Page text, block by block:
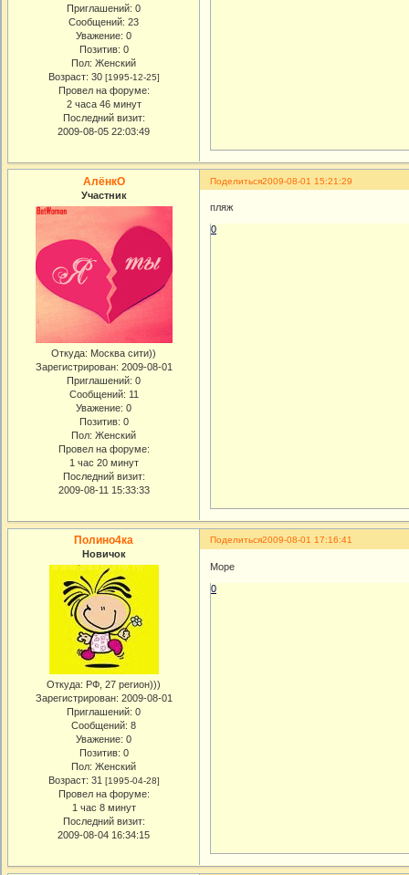
Приглашений: 0
Сообщений: 23
Уважение: 0
Позитив: 0
Пол: Женский
Возраст: 30 [1995-12-25]
Провел на форуме:
2 часа 46 минут
Последний визит:
2009-08-05 22:03:49
Поделиться2009-08-01 15:21:29
АлёнкО
Участник
Откуда: Москва сити))
Зарегистрирован: 2009-08-01
Приглашений: 0
Сообщений: 11
Уважение: 0
Позитив: 0
Пол: Женский
Провел на форуме:
1 час 20 минут
Последний визит:
2009-08-11 15:33:33
пляж
0
Поделиться2009-08-01 17:16:41
Полино4ка
Новичок
Откуда: РФ, 27 регион)))
Зарегистрирован: 2009-08-01
Приглашений: 0
Сообщений: 8
Уважение: 0
Позитив: 0
Пол: Женский
Возраст: 31 [1995-04-28]
Провел на форуме:
1 час 8 минут
Последний визит:
2009-08-04 16:34:15
Море
0